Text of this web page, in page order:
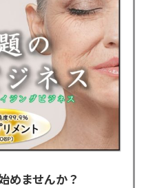
めませんか？